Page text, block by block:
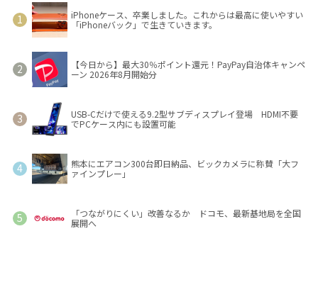
iPhoneケース、卒業しました。これからは最高に使いやすい
「iPhoneバック」で生きていきます。
【今日から】最大30％ポイント還元！PayPay自治体キャンペ
ーン 2026年8月開始分
USB-Cだけで使える9.2型サブディスプレイ登場 HDMI不要
でPCケース内にも設置可能
熊本にエアコン300台即日納品、ビックカメラに称賛「大フ
ァインプレー」
「つながりにくい」改善なるか ドコモ、最新基地局を全国
展開へ